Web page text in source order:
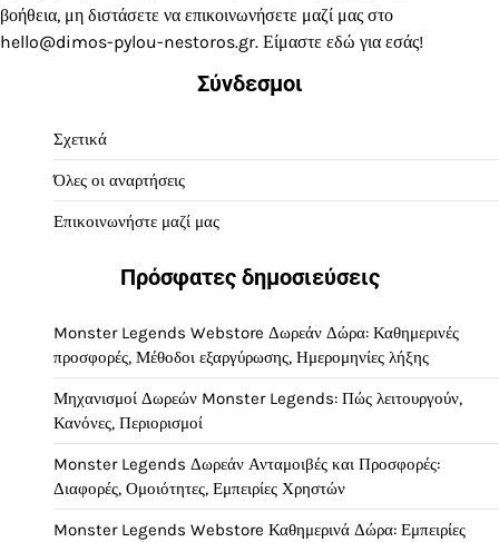
βοήθεια, μη διστάσετε να επικοινωνήσετε μαζί μας στο
hello@dimos-pylou-nestoros.gr. Είμαστε εδώ για εσάς!
Σύνδεσμοι
Σχετικά
Όλες οι αναρτήσεις
Επικοινωνήστε μαζί μας
Πρόσφατες δημοσιεύσεις
Monster Legends Webstore Δωρεάν Δώρα: Καθημερινές
προσφορές, Μέθοδοι εξαργύρωσης, Ημερομηνίες λήξης
Μηχανισμοί Δωρεών Monster Legends: Πώς λειτουργούν,
Κανόνες, Περιορισμοί
Monster Legends Δωρεάν Ανταμοιβές και Προσφορές:
Διαφορές, Ομοιότητες, Εμπειρίες Χρηστών
Monster Legends Webstore Καθημερινά Δώρα: Εμπειρίες